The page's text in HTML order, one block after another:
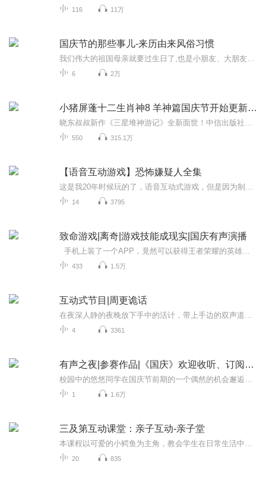
116 11万
国庆节的那些事儿-来历由来风俗习惯
6 2万
小猪屏蓬十二生肖神8 羊神篇国庆节开始更新啦！
550 315.1万
【语音互动游戏】恐怖嫌疑人全集
14 3795
致命游戏|离奇|游戏技能成现实|国庆有声演播
433 1.5万
互动式节目|周更诡话
4 3361
有声之夜|参赛作品|《国庆》欢迎收听、订阅、互动
1 1.6万
三及第互动课堂：亲子互动-亲子堂
20 835